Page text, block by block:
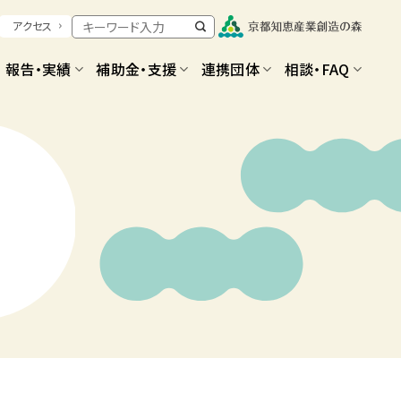
アクセス
報告・実績 補助金・支援 連携団体 相談・FAQ